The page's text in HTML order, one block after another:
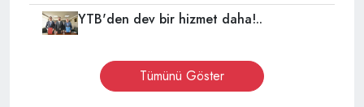
YTB'den dev bir hizmet daha!..
Tümünü Göster